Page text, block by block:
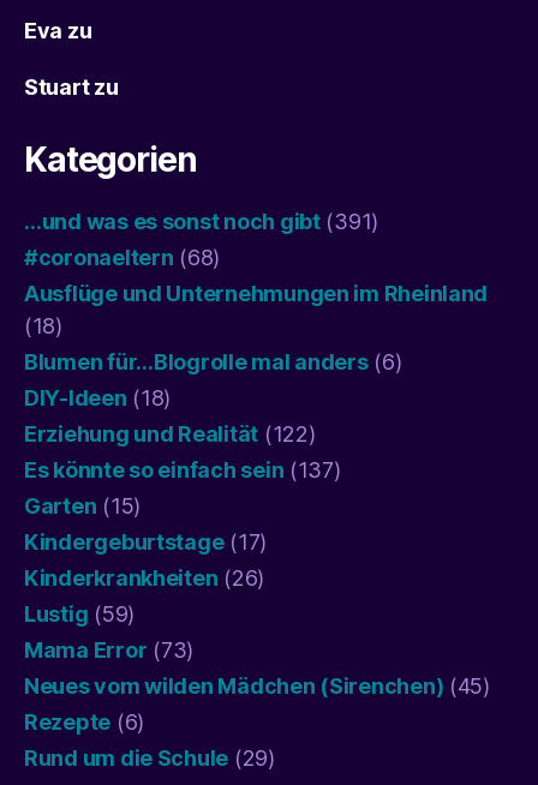
Eva zu
Stuartzu
Kategorien
…und was es sonst noch gibt(391)
#coronaeltern (68)
Ausflüge und Unternehmungen im Rheinland
(18)
Blumen für…Blogrolle mal anders(6)
DIY-Ideen (18)
Erziehung und Realität (122)
Es könnte so einfach sein (137)
Garten (15)
Kindergeburtstage(17)
Kinderkrankheiten (26)
Lustig (59)
Mama Error (73)
Neues vom wilden Mädchen (Sirenchen) (45)
Rezepte (6)
Rund um die Schule (29)